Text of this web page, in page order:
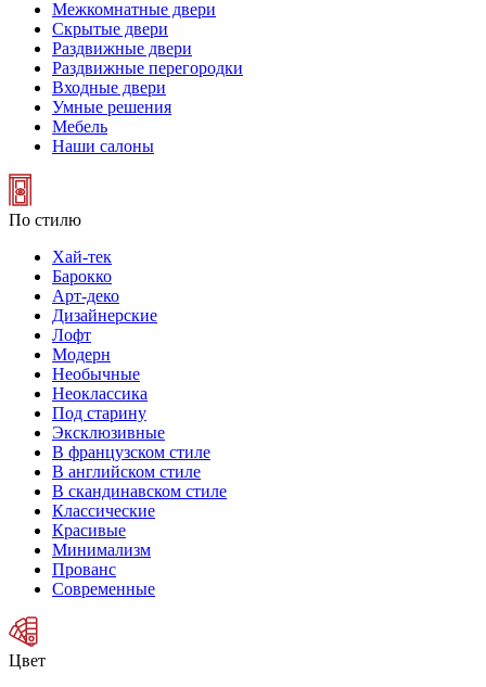
Межкомнатные двери
Скрытые двери
Раздвижные двери
Раздвижные перегородки
Входные двери
Умные решения
Мебель
Наши салоны
По стилю
Хай-тек
Барокко
Арт-деко
Дизайнерские
Лофт
Модерн
Необычные
Неоклассика
Под старину
Эксклюзивные
В французском стиле
В английском стиле
В скандинавском стиле
Классические
Красивые
Минимализм
Прованс
Современные
Цвет